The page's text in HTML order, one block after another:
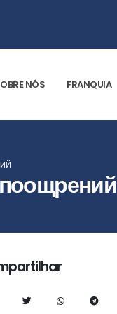
NÓS FRANQUIA